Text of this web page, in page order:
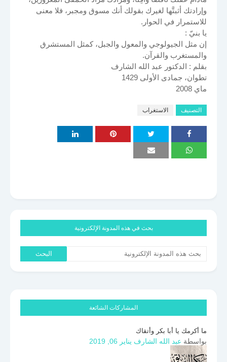
وإرادتك أثبتَّها لغيرك بقولك أنك مسوق ومجبر، فلا معنى
للاستمرار في الحوار.
يا بنيّ :
إن مثل الجيولوجي والمعول والجبل، كمثل المستشرق
والمستغرب والقرآن.
بقلم : الدكتور عبد الله الشارف
تطوان، جمادى الأولى 1429
ماي 2008
التصنيف الاستغراب
بحث في هذه المدونة الإلكترونية
المشاركات الشائعة
ما أكرمك يا أبا بكر وأتقاك
بواسطة عبد الله الشارف يناير 06, 2019